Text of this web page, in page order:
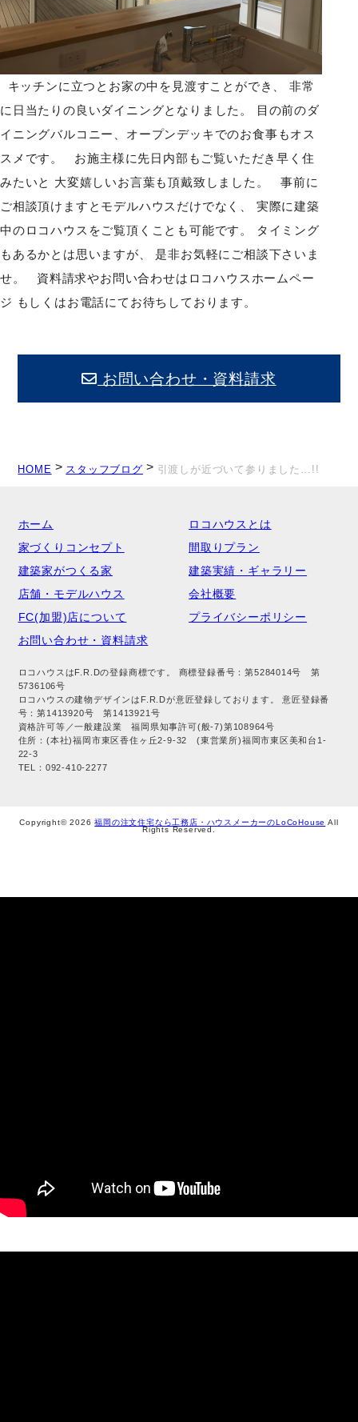
キッチンに立つとお家の中を見渡すことができ、 非常
に日当たりの良いダイニングとなりました。 目の前のダ
イニングバルコニー、オープンデッキでのお食事もオス
スメです。 お施主様に先日内部もご覧いただき早く住
みたいと 大変嬉しいお言葉も頂戴致しました。 事前に
ご相談頂けますとモデルハウスだけでなく、 実際に建築
中のロコハウスをご覧頂くことも可能です。 タイミング
もあるかとは思いますが、 是非お気軽にご相談下さいま
せ。 資料請求やお問い合わせはロコハウスホームペー
ジ もしくはお電話にてお待ちしております。
お問い合わせ・資料請求
HOME > スタッフブログ > 引渡しが近づいて参りました…!!
ホーム
ロコハウスとは
家づくりコンセプト
間取りプラン
建築家がつくる家
建築実績・ギャラリー
店舗・モデルハウス
会社概要
FC(加盟)店について
プライバシーポリシー
お問い合わせ・資料請求
ロコハウスはF.R.Dの登録商標です。 商標登録番号：第5284014号 第
5736106号
ロコハウスの建物デザインはF.R.Dが意匠登録しております。 意匠登録番
号：第1413920号 第1413921号
資格許可等／一般建設業 福岡県知事許可(般-7)第108964号
住所：(本社)福岡市東区香住ヶ丘2-9-32 (東営業所)福岡市東区美和台1-
22-3
TEL：092-410-2277
Copyright© 2026福岡の注文住宅なら工務店・ハウスメーカーのLoCoHouse All
Rights Reserved.